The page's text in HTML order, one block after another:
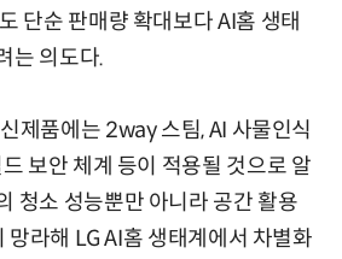
단순 판매량 확대보다 AI홈 생태
는 의도다.
제품에는 2way 스팀, AI 사물인식
보안 체계 등이 적용될 것으로 알
청소 성능뿐만 아니라 공간 활용
망라해 LG AI홈 생태계에서 차별화